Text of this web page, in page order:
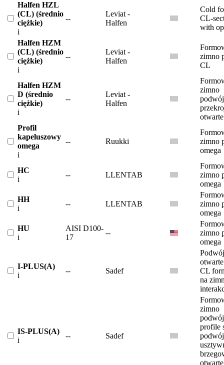
Halfen HZL
(CL) (średnio
ciężkie)
i
--
Leviat -
Halfen
Cold
CL-
with
Halfen HZM
(CL) (średnio
ciężkie)
i
--
Leviat -
Halfen
zimno
CL
Halfen HZM
D (średnio
ciężkie)
i
--
Leviat -
Halfen
zimno
otwarte
Profil
kapeluszowy
omega
i
-- Ruukki
zimno
omega
HC
i
-- LLENTAB
zimno
omega
HH
i
-- LLENTAB
zimno
omega
HU
i
AISI D100-
17
--
zimno
omega
I-PLUS(A)
i
-- Sadef
CL
na
IS-PLUS(A)
i
-- Sadef
zimno
profile